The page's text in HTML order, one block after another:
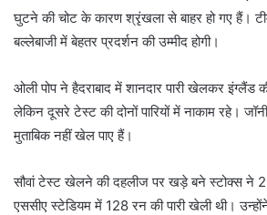
घुटने की चोट के कारण श्रृंखला से बाहर हो गए हैं।
बल्लेबाजी में बेहतर प्रदर्शन की उम्मीद होगी।
ओली पोप ने हैदराबाद में शानदार पारी खेलकर इंग्लैंड
लेकिन दूसरे टेस्ट की दोनों पारियों में नाकाम रहे।
मुताबिक नहीं खेल पाए हैं।
सौवां टेस्ट खेलने की दहलीज पर खड़े बने स्टोक्स ने
एससीए स्टेडियम में 128 रन की पारी खेली थी।